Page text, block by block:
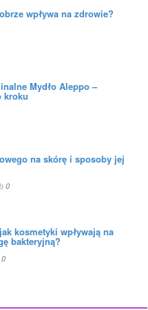
wpływa na zdrowie?
Mydło Aleppo –
kroku
na skórę i sposoby jej
0
kosmetyki wpływają na
bakteryjną?
0